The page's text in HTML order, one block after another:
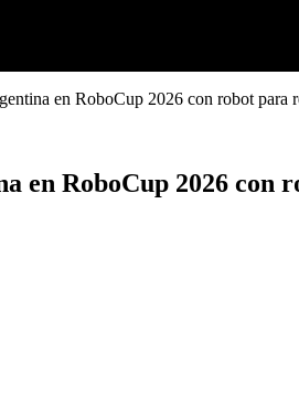
en RoboCup 2026 con robot para
en RoboCup 2026 con